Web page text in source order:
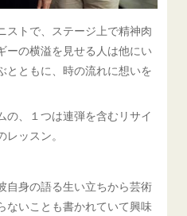
ストで、ステージ上で精神肉
ーの横溢を見せる人は他にい
とともに、時の流れに想いを
の、１つは連弾を含むリサイ
ッスン。
自身の語る生い立ちから芸術
ないことも書かれていて興味